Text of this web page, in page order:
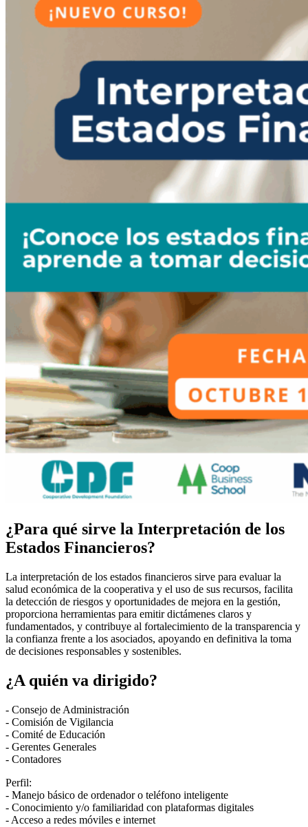
¿Para qué sirve la Interpretación de los
Estados Financieros?
La interpretación de los estados financieros sirve para evaluar la
salud económica de la cooperativa y el uso de sus recursos, facilita
la detección de riesgos y oportunidades de mejora en la gestión,
proporciona herramientas para emitir dictámenes claros y
fundamentados, y contribuye al fortalecimiento de la transparencia y
la confianza frente a los asociados, apoyando en definitiva la toma
de decisiones responsables y sostenibles.
¿A quién va dirigido?
- Consejo de Administración
- Comisión de Vigilancia
- Comité de Educación
- Gerentes Generales
- Contadores
Perfil:
- Manejo básico de ordenador o teléfono inteligente
- Conocimiento y/o familiaridad con plataformas digitales
- Acceso a redes móviles e internet